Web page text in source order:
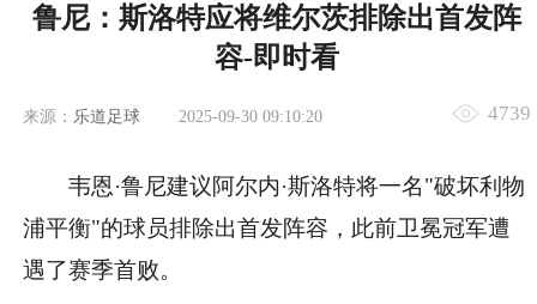
鲁尼：斯洛特应将维尔茨排除出首发阵
容-即时看
来源： 乐道足球 2025-09-30 09:10:20 4739
韦恩·鲁尼建议阿尔内·斯洛特将一名"破坏利物
浦平衡"的球员排除出首发阵容，此前卫冕冠军遭
遇了赛季首败。